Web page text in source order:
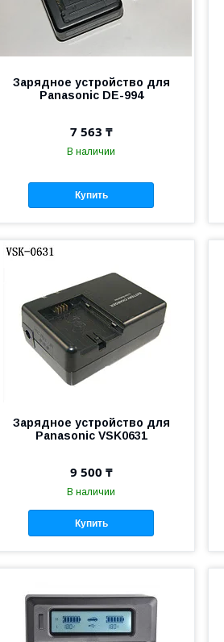
Зарядное устройство для
Panasonic DE-994
7 563 ₸
В наличии
Купить
Зарядное устройство для
Panasonic VSK0631
9 500 ₸
В наличии
Купить